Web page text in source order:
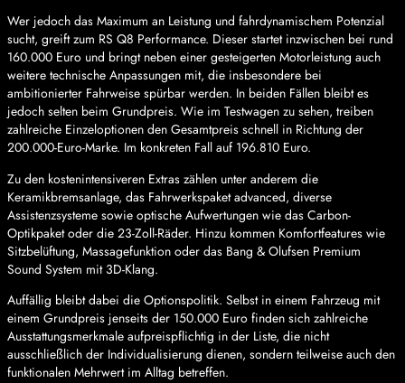
Wer jedoch das Maximum an Leistung und fahrdynamischem Potenzial
sucht, greift zum RS Q8 Performance. Dieser startet inzwischen bei rund
160.000 Euro und bringt neben einer gesteigerten Motorleistung auch
weitere technische Anpassungen mit, die insbesondere bei
ambitionierter Fahrweise spürbar werden. In beiden Fällen bleibt es
jedoch selten beim Grundpreis. Wie im Testwagen zu sehen, treiben
zahlreiche Einzeloptionen den Gesamtpreis schnell in Richtung der
200.000-Euro-Marke. Im konkreten Fall auf 196.810 Euro.
Zu den kostenintensiveren Extras zählen unter anderem die
Keramikbremsanlage, das Fahrwerkspaket advanced, diverse
Assistenzsysteme sowie optische Aufwertungen wie das Carbon-
Optikpaket oder die 23-Zoll-Räder. Hinzu kommen Komfortfeatures wie
Sitzbelüftung, Massagefunktion oder das Bang & Olufsen Premium
Sound System mit 3D-Klang.
Auffällig bleibt dabei die Optionspolitik. Selbst in einem Fahrzeug mit
einem Grundpreis jenseits der 150.000 Euro finden sich zahlreiche
Ausstattungsmerkmale aufpreispflichtig in der Liste, die nicht
ausschließlich der Individualisierung dienen, sondern teilweise auch den
funktionalen Mehrwert im Alltag betreffen.